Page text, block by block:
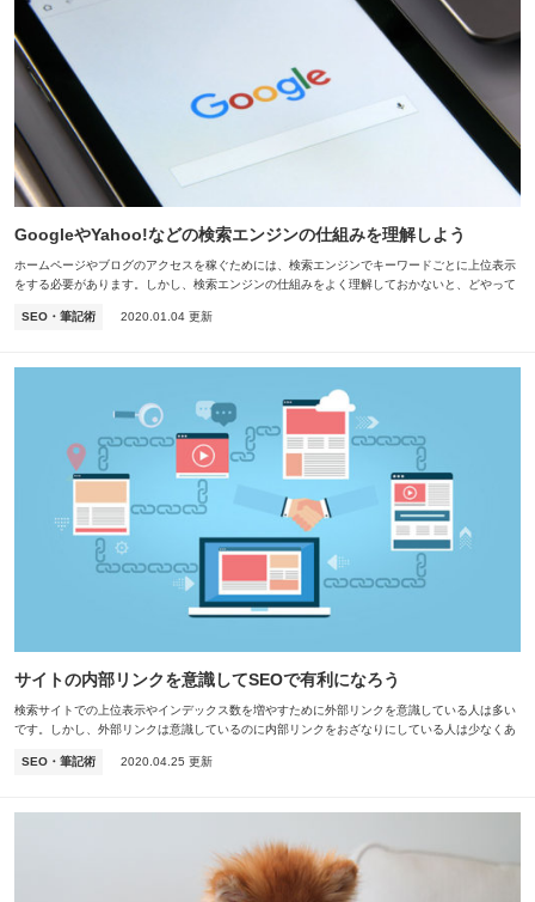
GoogleやYahoo!などの検索エンジンの仕組みを理解しよう
ホームページやブログのアクセスを稼ぐためには、検索エンジンでキーワードごとに上位表示
をする必要があります。しかし、検索エンジンの仕組みをよく理解しておかないと、どやって
SEO・筆記術
2020.01.04 更新
サイトの内部リンクを意識してSEOで有利になろう
検索サイトでの上位表示やインデックス数を増やすために外部リンクを意識している人は多い
です。しかし、外部リンクは意識しているのに内部リンクをおざなりにしている人は少なくあ
SEO・筆記術
2020.04.25 更新